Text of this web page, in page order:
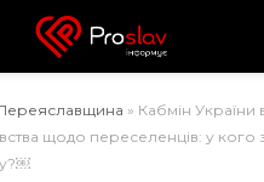
» Кабмін України
щодо переселенців: у кого